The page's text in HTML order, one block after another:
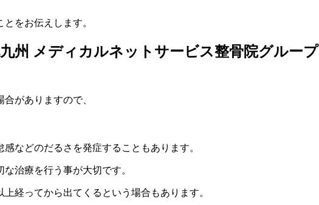
をお伝えします。
州 メディカルネットサービス整骨院グループ
合がありますので、
などのだるさを発症することもあります。
治療を行う事が大切です。
経ってから出てくるという場合もあります。